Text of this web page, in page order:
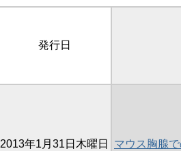
発行日
2013年1月31日木曜日 マウス胸腺